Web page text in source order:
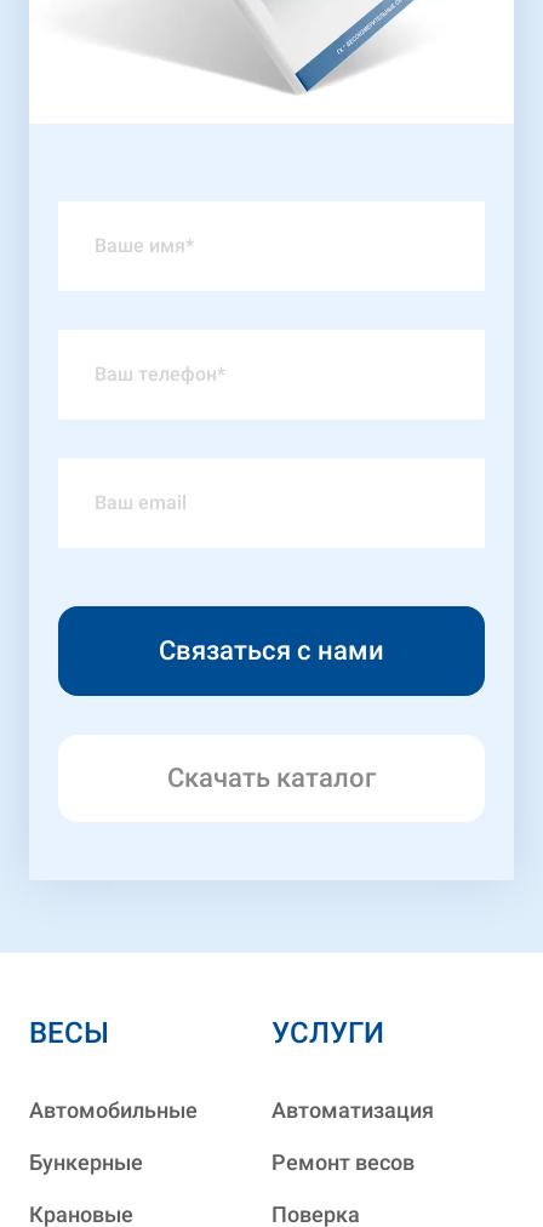
Скачать каталог
ВЕСЫ
Автомобильные
Бункерные
Крановые
УСЛУГИ
Автоматизация
Ремонт весов
Поверка